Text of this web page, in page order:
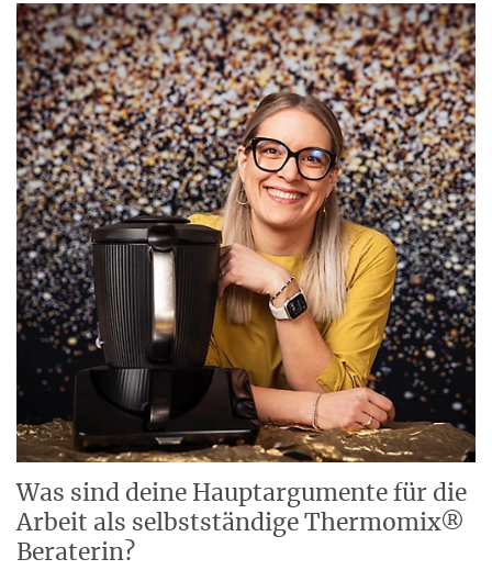
Was sind deine Hauptargumente für die
Arbeit als selbstständige Thermomix®
Beraterin?